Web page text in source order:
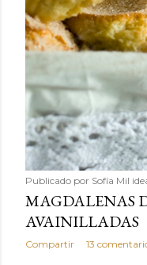
Publicado por Sofía Mil
MAGDALENAS
AVAINILLADAS
Compartir 13